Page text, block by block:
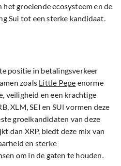
groeiende ecosysteem en de
Sui tot een sterke kandidaat.
positie in betalingsverkeer
zoals Little Pepe enorme
veiligheid en een krachtige
XLM, SEI en SUI vormen deze
groeikandidaten van deze
dan XRP, biedt deze mix van
en sterke
om in de gaten te houden.